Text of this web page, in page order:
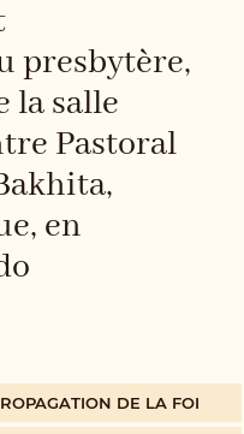
presbytère,
la salle
Pastoral
en
DE LA FOI